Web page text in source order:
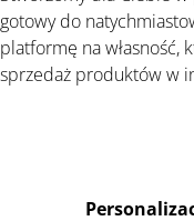
gotowy do
platformę na własność,
sprzedaż produktów w